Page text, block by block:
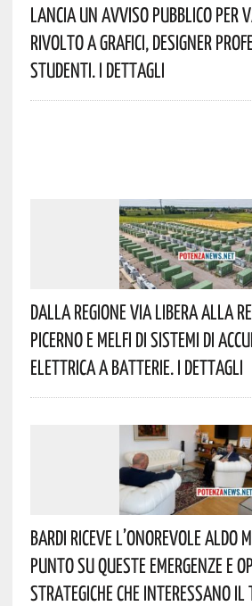
Lancia Un Avviso Pubblico
Rivolto A Grafici, Designer
Studenti. I Dettagli
Dalla Regione Via Libera Alla
Picerno E Melfi Di Sistemi Di
Elettrica A Batterie. I Dettagli
Bardi Riceve L’onorevole Aldo
Punto Su Queste Emergenze E
Strategiche Che Interessano